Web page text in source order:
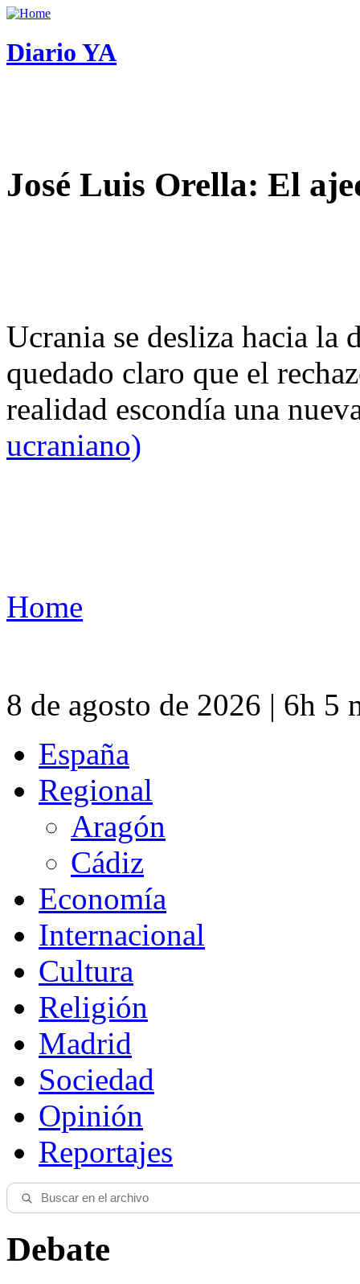
Diario YA
José Luis Orella: El
Ucrania se desliza hacia
quedado claro que el
realidad escondía una
ucraniano)
Home
8 de agosto de 2026 | 6h 5
España
Regional
Aragón
Cádiz
Economía
Internacional
Cultura
Religión
Madrid
Sociedad
Opinión
Reportajes
Debate